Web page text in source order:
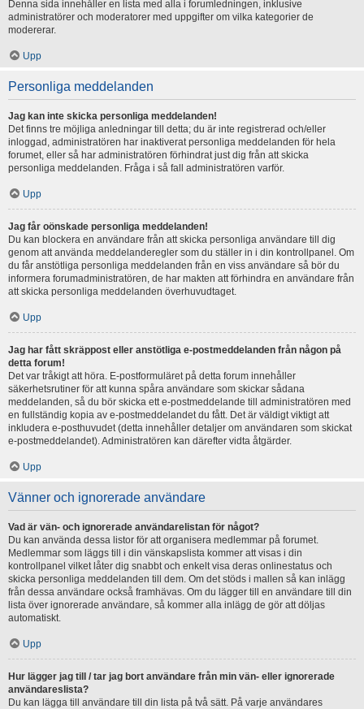
Denna sida innehåller en lista med alla i forumledningen, inklusive
administratörer och moderatorer med uppgifter om vilka kategorier de
modererar.
Upp
Personliga meddelanden
Jag kan inte skicka personliga meddelanden!
Det finns tre möjliga anledningar till detta; du är inte registrerad och/eller
inloggad, administratören har inaktiverat personliga meddelanden för hela
forumet, eller så har administratören förhindrat just dig från att skicka
personliga meddelanden. Fråga i så fall administratören varför.
Upp
Jag får oönskade personliga meddelanden!
Du kan blockera en användare från att skicka personliga användare till dig
genom att använda meddelanderegler som du ställer in i din kontrollpanel. Om
du får anstötliga personliga meddelanden från en viss användare så bör du
informera forumadministratören, de har makten att förhindra en användare från
att skicka personliga meddelanden överhuvudtaget.
Upp
Jag har fått skräppost eller anstötliga e-postmeddelanden från någon på
detta forum!
Det var tråkigt att höra. E-postformuläret på detta forum innehåller
säkerhetsrutiner för att kunna spåra användare som skickar sådana
meddelanden, så du bör skicka ett e-postmeddelande till administratören med
en fullständig kopia av e-postmeddelandet du fått. Det är väldigt viktigt att
inkludera e-posthuvudet (detta innehåller detaljer om användaren som skickat
e-postmeddelandet). Administratören kan därefter vidta åtgärder.
Upp
Vänner och ignorerade användare
Vad är vän- och ignorerade användarelistan för något?
Du kan använda dessa listor för att organisera medlemmar på forumet.
Medlemmar som läggs till i din vänskapslista kommer att visas i din
kontrollpanel vilket låter dig snabbt och enkelt visa deras onlinestatus och
skicka personliga meddelanden till dem. Om det stöds i mallen så kan inlägg
från dessa användare också framhävas. Om du lägger till en användare till din
lista över ignorerade användare, så kommer alla inlägg de gör att döljas
automatiskt.
Upp
Hur lägger jag till / tar jag bort användare från min vän- eller ignorerade
användareslista?
Du kan lägga till användare till din lista på två sätt. På varje användares